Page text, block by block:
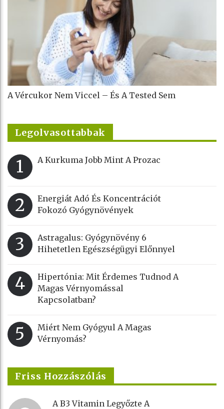
A Vércukor Nem Viccel – És A Tested Sem
Legolvasottabbak
1 A Kurkuma Jobb Mint A Prozac
2
Energiát Adó És Koncentrációt
Fokozó Gyógynövények
3
Astragalus: Gyógynövény 6
Hihetetlen Egészségügyi Előnnyel
4
Hipertónia: Mit Érdemes Tudnod A
Magas Vérnyomással
Kapcsolatban?
5
Miért Nem Gyógyul A Magas
Vérnyomás?
Friss Hozzászólás
A B3 Vitamin Legyőzte A